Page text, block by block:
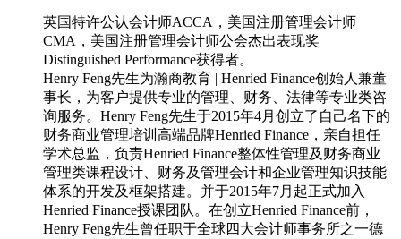
英国特许公认会计师ACCA，美国注册管理会计师
CMA，美国注册管理会计师公会杰出表现奖
Distinguished Performance获得者。
Henry Feng先生为瀚商教育 | Henried Finance创始人兼董
事长，为客户提供专业的管理、财务、法律等专业类咨
询服务。Henry Feng先生于2015年4月创立了自己名下的
财务商业管理培训高端品牌Henried Finance，亲自担任
学术总监，负责Henried Finance整体性管理及财务商业
管理类课程设计、财务及管理会计和企业管理知识技能
体系的开发及框架搭建。并于2015年7月起正式加入
Henried Finance授课团队。在创立Henried Finance前，
Henry Feng先生曾任职于全球四大会计师事务所之一德